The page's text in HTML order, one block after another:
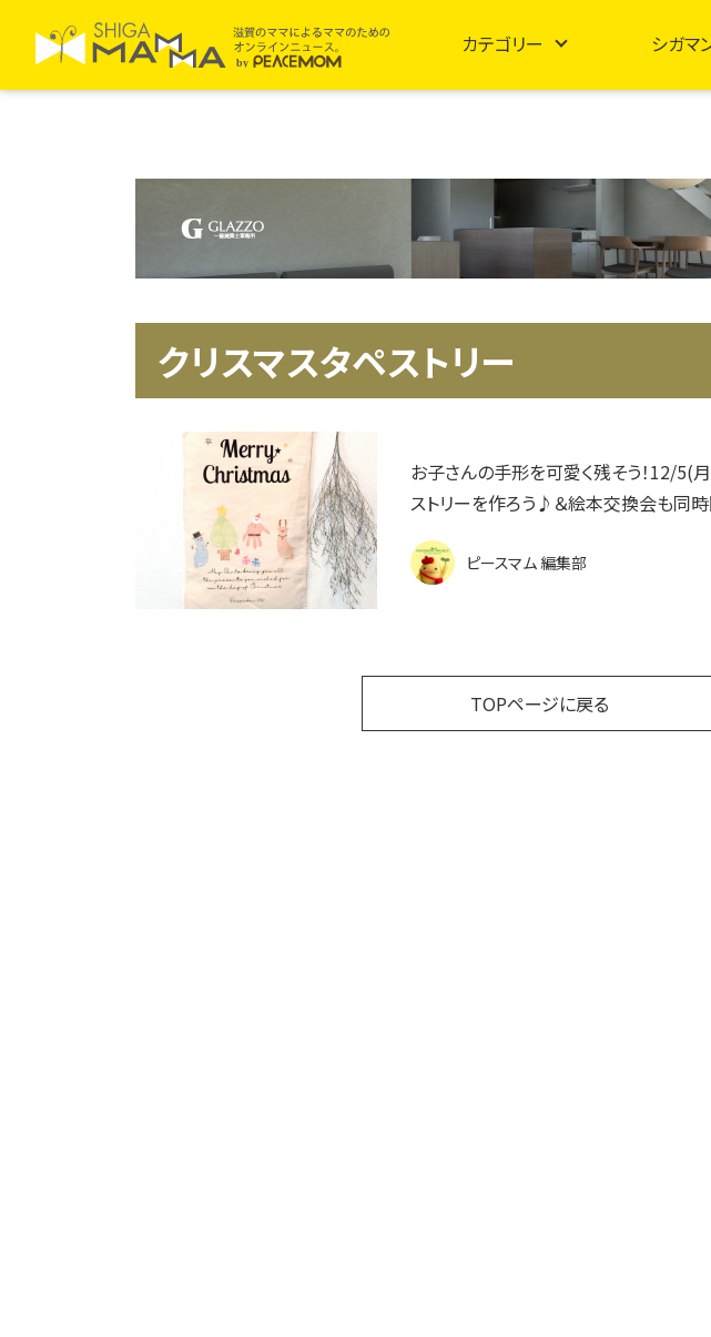
カテゴリー シガマ
クリスマスタペストリー
お子さんの手形を可愛く残そう！12/5(
ストリーを作ろう♪＆絵本交換会も同時
ピースマム 編集部
TOPページに戻る